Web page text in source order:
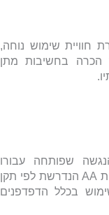
חוויית שימוש נוחה,
הכרה בחשיבות מתן
שפותחה עבורו
AAהנדרשת לפי תקן
בכלל הדפדפנים